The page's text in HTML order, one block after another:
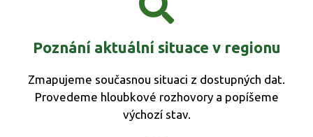
Poznání aktuální situace v regionu
Zmapujeme současnou situaci z dostupných dat.
Provedeme hloubkové rozhovory a popíšeme
výchozí stav.